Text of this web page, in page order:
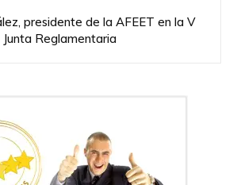
presidente de la AFEET en la V
Junta Reglamentaria